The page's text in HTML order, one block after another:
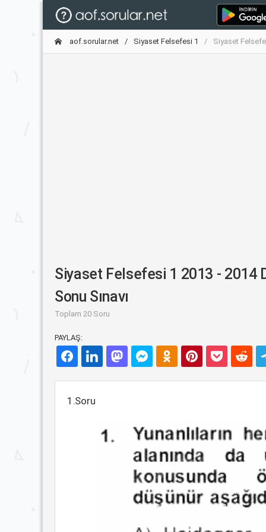
aof.sorular.net Siyaset Felsefesi 1 Siyaset
Siyaset Felsefesi 1 2013 - 2014
Sonu Sınavı
Toplam 20 Soru
PAYLAŞ:
1.Soru